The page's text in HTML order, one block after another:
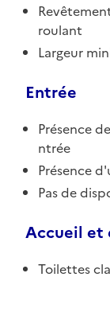
roulant
Largeur
Entrée
Présence
ntrée
Présence
Pas de
Accueil et
Toilettes